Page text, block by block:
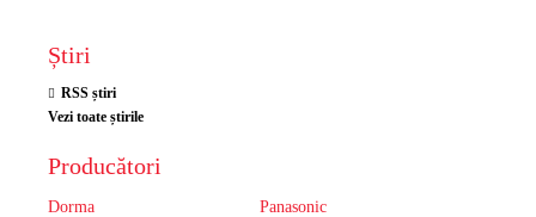
Știri
RSS știri
Vezi toate știrile
Producători
Dorma
Panasonic